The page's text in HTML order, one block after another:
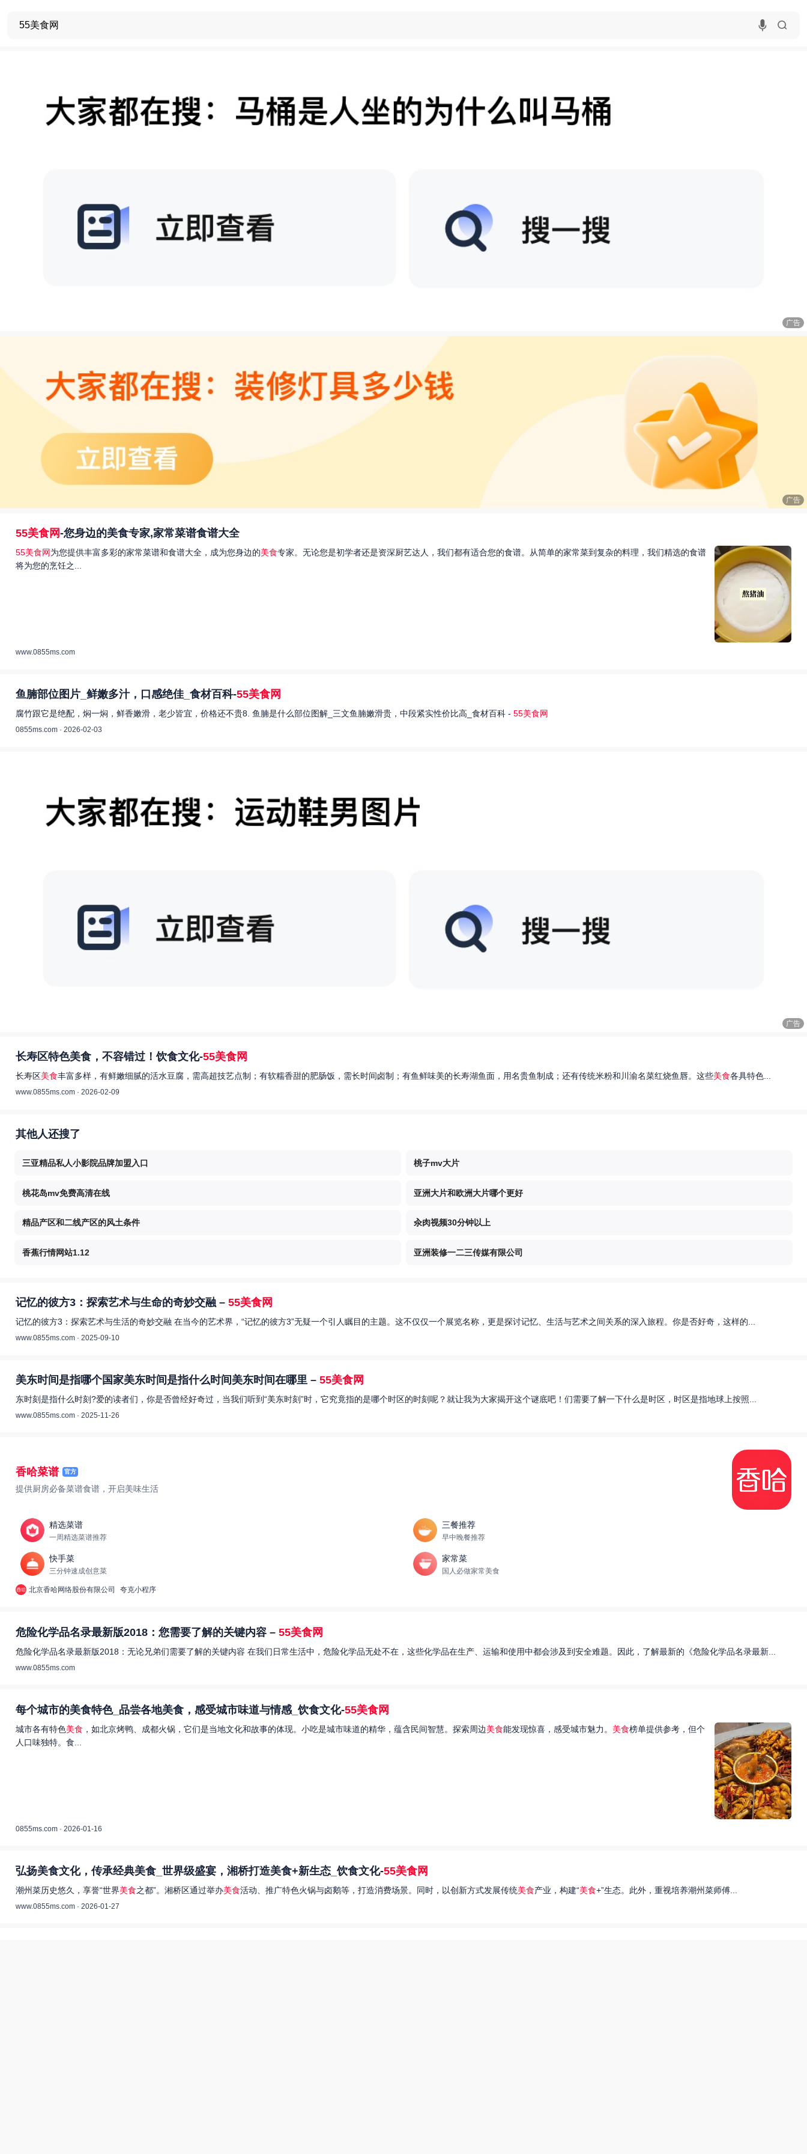
广告
广告
55美食网-您身边的美食专家,家常菜谱食谱大全
55美食网为您提供丰富多彩的家常菜谱和食谱大全，成为您身边的美食专家。无论您是初学者还是资深厨艺达人，我们都有适合您的食谱。从简单的家常菜到复杂的料理，我们精选的食谱
将为您的烹饪之...
www.0855ms.com
鱼腩部位图片_鲜嫩多汁，口感绝佳_食材百科-55美食网
腐竹跟它是绝配，焖一焖，鲜香嫩滑，老少皆宜，价格还不贵8. 鱼腩是什么部位图解_三文鱼腩嫩滑贵，中段紧实性价比高_食材百科 - 55美食网
0855ms.com · 2026-02-03
广告
长寿区特色美食，不容错过！饮食文化-55美食网
长寿区美食丰富多样，有鲜嫩细腻的活水豆腐，需高超技艺点制；有软糯香甜的肥肠饭，需长时间卤制；有鱼鲜味美的长寿湖鱼面，用名贵鱼制成；还有传统米粉和川渝名菜红烧鱼唇。这些美食各具特色...
www.0855ms.com · 2026-02-09
其他人还搜了
三亚精品私人小影院品牌加盟入口 桃子mv大片
桃花岛mv免费高清在线 亚洲大片和欧洲大片哪个更好
精品产区和二线产区的风土条件 汆肉视频30分钟以上
香蕉行情网站1.12 亚洲装修一二三传媒有限公司
记忆的彼方3：探索艺术与生命的奇妙交融 – 55美食网
记忆的彼方3：探索艺术与生活的奇妙交融 在当今的艺术界，“记忆的彼方3”无疑一个引人瞩目的主题。这不仅仅一个展览名称，更是探讨记忆、生活与艺术之间关系的深入旅程。你是否好奇，这样的...
www.0855ms.com · 2025-09-10
美东时间是指哪个国家美东时间是指什么时间美东时间在哪里 – 55美食网
东时刻是指什么时刻?爱的读者们，你是否曾经好奇过，当我们听到“美东时刻”时，它究竟指的是哪个时区的时刻呢？就让我为大家揭开这个谜底吧！们需要了解一下什么是时区，时区是指地球上按照...
www.0855ms.com · 2025-11-26
香哈菜谱 官方
提供厨房必备菜谱食谱，开启美味生活
精选菜谱
一周精选菜谱推荐
三餐推荐
早中晚餐推荐
快手菜
三分钟速成创意菜
家常菜
国人必做家常美食
北京香哈网络股份有限公司 夸克小程序
危险化学品名录最新版2018：您需要了解的关键内容 – 55美食网
危险化学品名录最新版2018：无论兄弟们需要了解的关键内容 在我们日常生活中，危险化学品无处不在，这些化学品在生产、运输和使用中都会涉及到安全难题。因此，了解最新的《危险化学品名录最新...
www.0855ms.com
每个城市的美食特色_品尝各地美食，感受城市味道与情感_饮食文化-55美食网
城市各有特色美食 ，如北京烤鸭、成都火锅，它们是当地文化和故事的体现。小吃是城市味道的精华，蕴含民间智慧。探索周边美食能发现惊喜，感受城市魅力。 美食榜单提供参考，但个
人口味独特。食...
0855ms.com · 2026-01-16
弘扬美食文化，传承经典美食_世界级盛宴，湘桥打造美食+新生态_饮食文化-55美食网
潮州菜历史悠久，享誉“世界美食之都”。湘桥区通过举办美食活动、推广特色火锅与卤鹅等，打造消费场景。同时，以创新方式发展传统美食产业，构建“美食+”生态。此外，重视培养潮州菜师傅...
www.0855ms.com · 2026-01-27